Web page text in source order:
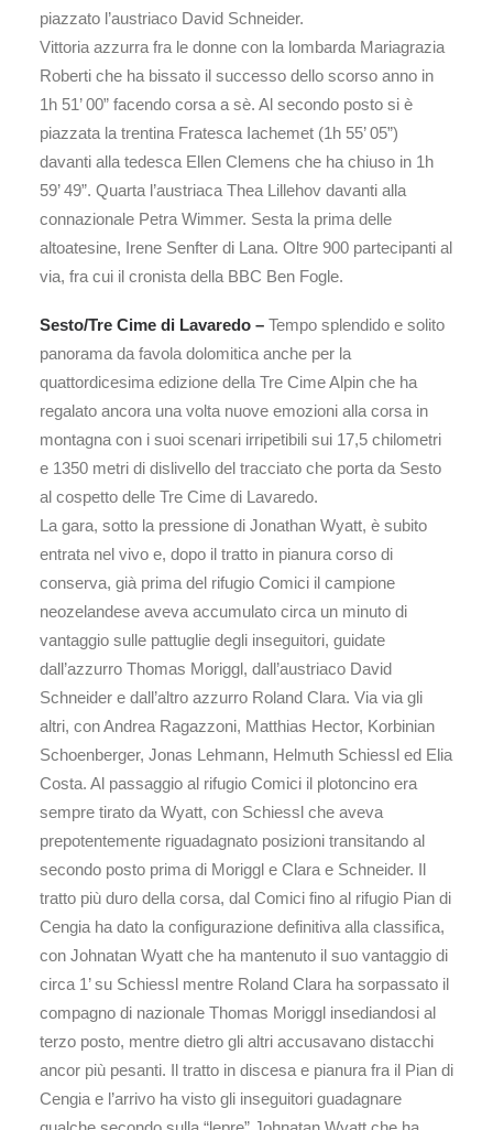
piazzato l’austriaco David Schneider.
Vittoria azzurra fra le donne con la lombarda Mariagrazia
Roberti che ha bissato il successo dello scorso anno in
1h 51’ 00” facendo corsa a sè. Al secondo posto si è
piazzata la trentina Fratesca Iachemet (1h 55’ 05”)
davanti alla tedesca Ellen Clemens che ha chiuso in 1h
59’ 49”. Quarta l’austriaca Thea Lillehov davanti alla
connazionale Petra Wimmer. Sesta la prima delle
altoatesine, Irene Senfter di Lana. Oltre 900 partecipanti al
via, fra cui il cronista della BBC Ben Fogle.
Sesto/Tre Cime di Lavaredo – Tempo splendido e solito
panorama da favola dolomitica anche per la
quattordicesima edizione della Tre Cime Alpin che ha
regalato ancora una volta nuove emozioni alla corsa in
montagna con i suoi scenari irripetibili sui 17,5 chilometri
e 1350 metri di dislivello del tracciato che porta da Sesto
al cospetto delle Tre Cime di Lavaredo.
La gara, sotto la pressione di Jonathan Wyatt, è subito
entrata nel vivo e, dopo il tratto in pianura corso di
conserva, già prima del rifugio Comici il campione
neozelandese aveva accumulato circa un minuto di
vantaggio sulle pattuglie degli inseguitori, guidate
dall’azzurro Thomas Moriggl, dall’austriaco David
Schneider e dall’altro azzurro Roland Clara. Via via gli
altri, con Andrea Ragazzoni, Matthias Hector, Korbinian
Schoenberger, Jonas Lehmann, Helmuth Schiessl ed Elia
Costa. Al passaggio al rifugio Comici il plotoncino era
sempre tirato da Wyatt, con Schiessl che aveva
prepotentemente riguadagnato posizioni transitando al
secondo posto prima di Moriggl e Clara e Schneider. Il
tratto più duro della corsa, dal Comici fino al rifugio Pian di
Cengia ha dato la configurazione definitiva alla classifica,
con Johnatan Wyatt che ha mantenuto il suo vantaggio di
circa 1’ su Schiessl mentre Roland Clara ha sorpassato il
compagno di nazionale Thomas Moriggl insediandosi al
terzo posto, mentre dietro gli altri accusavano distacchi
ancor più pesanti. Il tratto in discesa e pianura fra il Pian di
Cengia e l’arrivo ha visto gli inseguitori guadagnare